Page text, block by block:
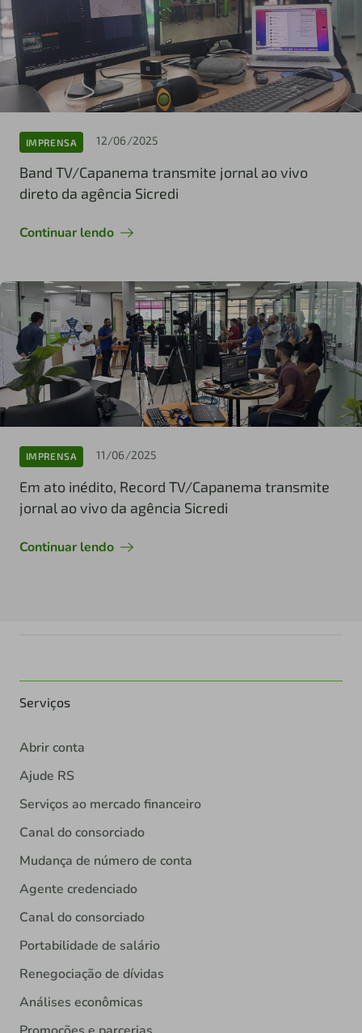
IMPRENSA 12/06/2025
Band TV/Capanema transmite jornal ao vivo
direto da agência Sicredi
Continuar lendo
IMPRENSA 11/06/2025
Em ato inédito, Record TV/Capanema transmite
jornal ao vivo da agência Sicredi
Continuar lendo
Serviços
Abrir conta
Ajude RS
Serviços ao mercado financeiro
Canal do consorciado
Mudança de número de conta
Agente credenciado
Canal do consorciado
Portabilidade de salário
Renegociação de dívidas
Análises econômicas